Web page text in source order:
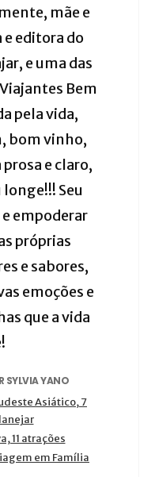
mãe e
e editora do
e uma das
Bem
pela vida,
bom vinho,
e claro,
Seu
empoderar
próprias
e sabores,
emoções e
que a vida
SYLVIA YANO
Asiático, 7
11 atrações
em Família